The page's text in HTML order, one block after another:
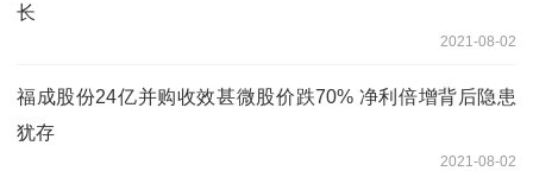
长
2021-08-02
福成股份24亿并购收效甚微股价跌70% 净利倍增背后隐患
犹存
2021-08-02